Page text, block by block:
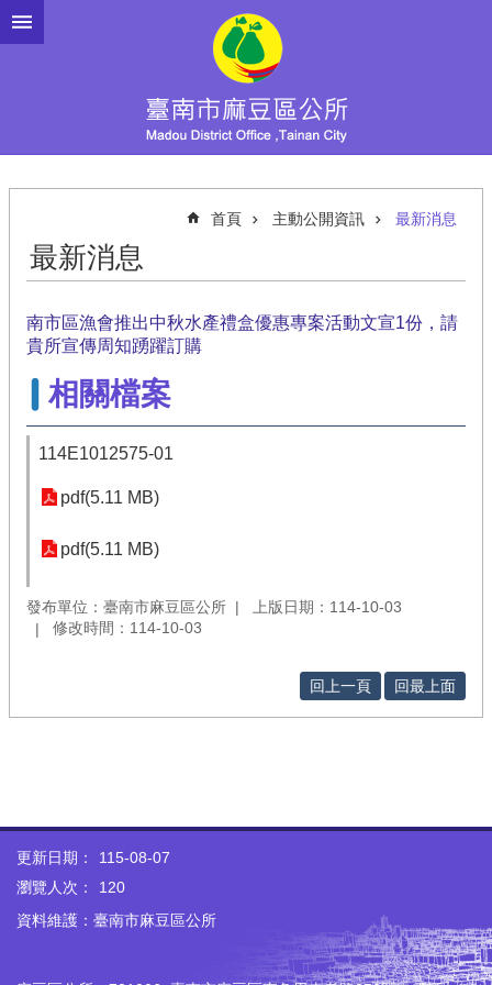
跳到主要內容區塊
首頁 主動公開資訊 最新消息
最新消息
南市區漁會推出中秋水產禮盒優惠專案活動文宣1份，請
貴所宣傳周知踴躍訂購
相關檔案
114E1012575-01
pdf(5.11 MB)
pdf(5.11 MB)
發布單位：臺南市麻豆區公所
上版日期：114-10-03
修改時間：114-10-03
回上一頁 回最上面
更新日期：
115-08-07
瀏覽人次：
120
資料維護：臺南市麻豆區公所